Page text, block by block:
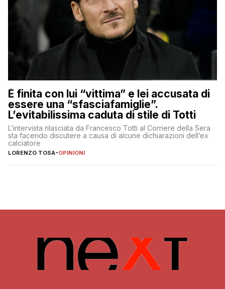
È finita con lui “vittima” e lei accusata di
essere una “sfasciafamiglie”.
L’evitabilissima caduta di stile di Totti
L’intervista rilasciata da Francesco Totti al Corriere della Sera
sta facendo discutere a causa di alcune dichiarazioni dell’ex
calciatore
LORENZO TOSA-OPINIONI